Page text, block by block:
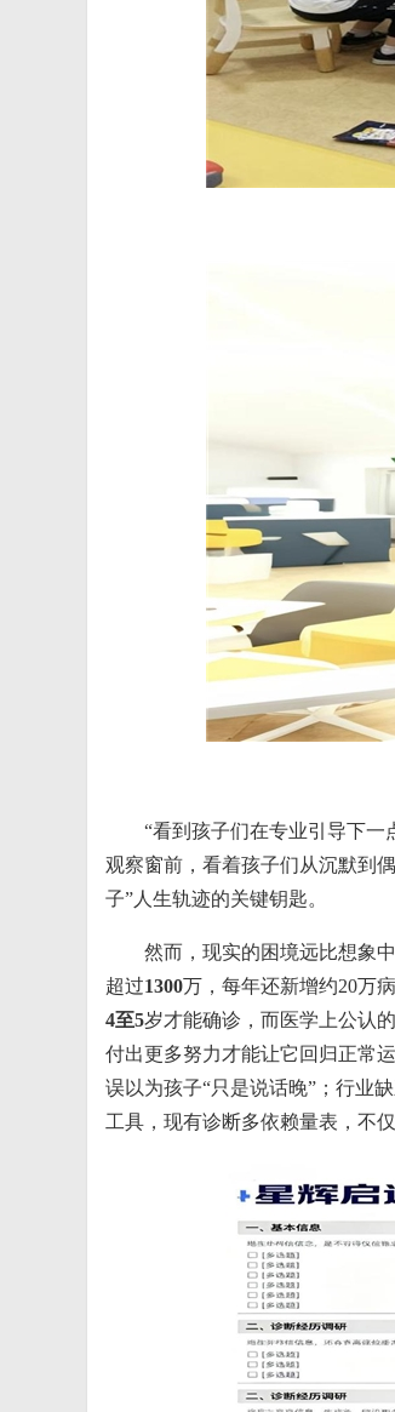
“看到孩子们在专业引导下
观察窗前，看着孩子们从沉默到
子”人生轨迹的关键钥匙。
然而，现实的困境远比想象
超过1300万，每年还新增约20万
4至5岁才能确诊，而医学上公认
付出更多努力才能让它回归正常
误以为孩子“只是说话晚”；行业
工具，现有诊断多依赖量表，不